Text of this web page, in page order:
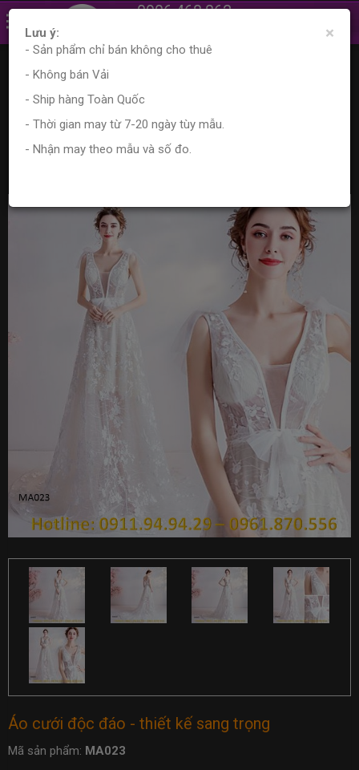
0906.468.862
Trang chủ Sản phẩm
Váy cưới
Váy cưới cổ V, phong cách váy cưới châu âu
Váy cưới cổ V, phong cách váy cưới
châu âu
Áo cưới độc đáo - thiết kế sang trọng
Mã sản phẩm: MA023
×
Lưu ý:
- Sản phẩm chỉ bán không cho thuê
- Không bán Vải
- Ship hàng Toàn Quốc
- Thời gian may từ 7-20 ngày tùy mẫu.
- Nhận may theo mẫu và số đo.